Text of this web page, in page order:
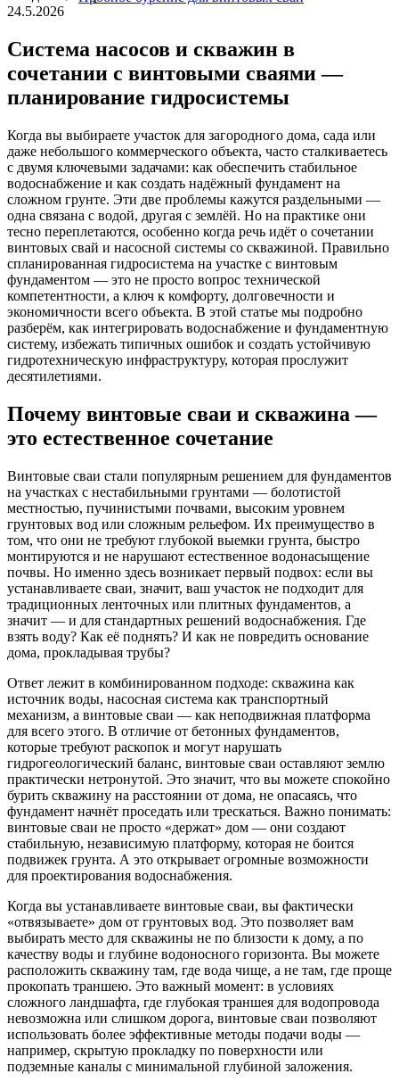
24.5.2026
Система насосов и скважин в
сочетании с винтовыми сваями —
планирование гидросистемы
Когда вы выбираете участок для загородного дома, сада или
даже небольшого коммерческого объекта, часто сталкиваетесь
с двумя ключевыми задачами: как обеспечить стабильное
водоснабжение и как создать надёжный фундамент на
сложном грунте. Эти две проблемы кажутся раздельными —
одна связана с водой, другая с землёй. Но на практике они
тесно переплетаются, особенно когда речь идёт о сочетании
винтовых свай и насосной системы со скважиной. Правильно
спланированная гидросистема на участке с винтовым
фундаментом — это не просто вопрос технической
компетентности, а ключ к комфорту, долговечности и
экономичности всего объекта. В этой статье мы подробно
разберём, как интегрировать водоснабжение и фундаментную
систему, избежать типичных ошибок и создать устойчивую
гидротехническую инфраструктуру, которая прослужит
десятилетиями.
Почему винтовые сваи и скважина —
это естественное сочетание
Винтовые сваи стали популярным решением для фундаментов
на участках с нестабильными грунтами — болотистой
местностью, пучинистыми почвами, высоким уровнем
грунтовых вод или сложным рельефом. Их преимущество в
том, что они не требуют глубокой выемки грунта, быстро
монтируются и не нарушают естественное водонасыщение
почвы. Но именно здесь возникает первый подвох: если вы
устанавливаете сваи, значит, ваш участок не подходит для
традиционных ленточных или плитных фундаментов, а
значит — и для стандартных решений водоснабжения. Где
взять воду? Как её поднять? И как не повредить основание
дома, прокладывая трубы?
Ответ лежит в комбинированном подходе: скважина как
источник воды, насосная система как транспортный
механизм, а винтовые сваи — как неподвижная платформа
для всего этого. В отличие от бетонных фундаментов,
которые требуют раскопок и могут нарушать
гидрогеологический баланс, винтовые сваи оставляют землю
практически нетронутой. Это значит, что вы можете спокойно
бурить скважину на расстоянии от дома, не опасаясь, что
фундамент начнёт проседать или трескаться. Важно понимать:
винтовые сваи не просто «держат» дом — они создают
стабильную, независимую платформу, которая не боится
подвижек грунта. А это открывает огромные возможности
для проектирования водоснабжения.
Когда вы устанавливаете винтовые сваи, вы фактически
«отвязываете» дом от грунтовых вод. Это позволяет вам
выбирать место для скважины не по близости к дому, а по
качеству воды и глубине водоносного горизонта. Вы можете
расположить скважину там, где вода чище, а не там, где проще
прокопать траншею. Это важный момент: в условиях
сложного ландшафта, где глубокая траншея для водопровода
невозможна или слишком дорога, винтовые сваи позволяют
использовать более эффективные методы подачи воды —
например, скрытую прокладку по поверхности или
подземные каналы с минимальной глубиной заложения.